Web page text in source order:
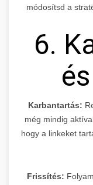
módosítsd a
6.
Karbantartás:
még mindig
hogy a linkeket
Frissítés: